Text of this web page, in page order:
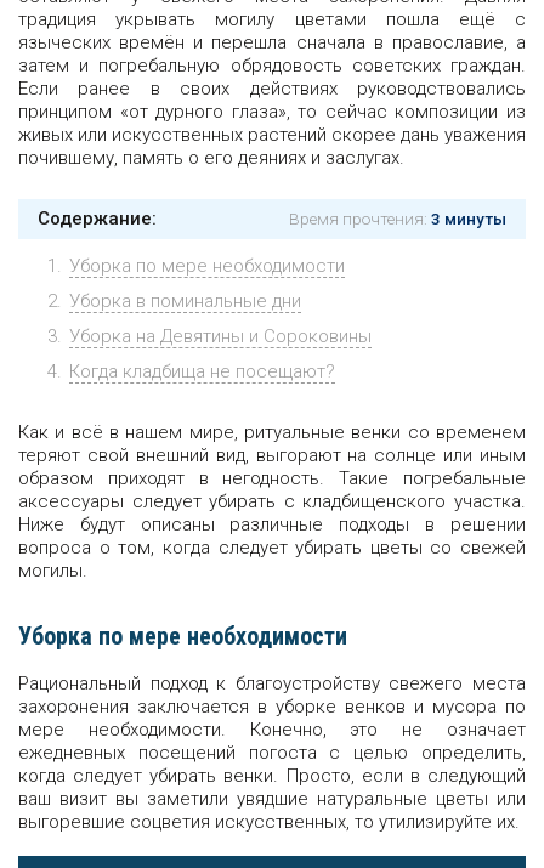
традиция укрывать могилу цветами пошла ещё с
языческих времён и перешла сначала в православие, а
затем и погребальную обрядовость советских граждан.
Если ранее в своих действиях руководствовались
принципом «от дурного глаза», то сейчас композиции из
живых или искусственных растений скорее дань уважения
почившему, память о его деяниях и заслугах.
Содержание: Время прочтения: 3 минуты
Уборка по мере необходимости
Уборка в поминальные дни
Уборка на Девятины и Сороковины
Когда кладбища не посещают?
Как и всё в нашем мире, ритуальные венки со временем
теряют свой внешний вид, выгорают на солнце или иным
образом приходят в негодность. Такие погребальные
аксессуары следует убирать с кладбищенского участка.
Ниже будут описаны различные подходы в решении
вопроса о том, когда следует убирать цветы со свежей
могилы.
Уборка по мере необходимости
Рациональный подход к благоустройству свежего места
захоронения заключается в уборке венков и мусора по
мере необходимости. Конечно, это не означает
ежедневных посещений погоста с целью определить,
когда следует убирать венки. Просто, если в следующий
ваш визит вы заметили увядшие натуральные цветы или
выгоревшие соцветия искусственных, то утилизируйте их.